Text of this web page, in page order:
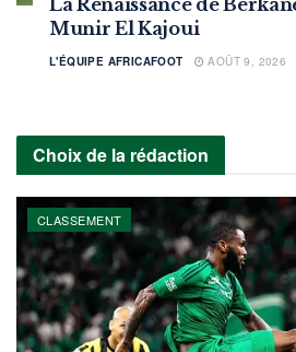
La Renaissance de
Munir El Kajoui
L'ÉQUIPE AFRICAFOOT AOÛT 9, 2026
Choix de la rédaction
CLASSEMENT